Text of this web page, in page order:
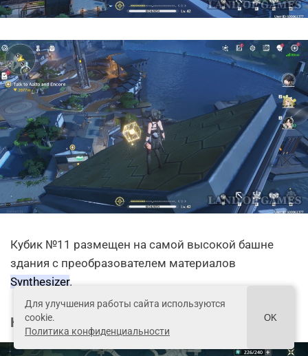
Кубик №11 размещен на самой высокой башне
здания с преобразователем материалов
Synthesizer.
Куб Sonance Casket 12
Для улучшения работы сайта используются
cookie.
Политика конфиденциальности
OK